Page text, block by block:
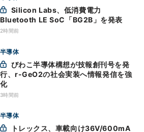
Bluetooth LE SoC「BG2B」を発表
2時間前
半導体
行、r-GeO2の社会実装へ情報発信を強
化
3時間前
半導体